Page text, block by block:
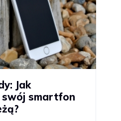
Jak
swój smartfon